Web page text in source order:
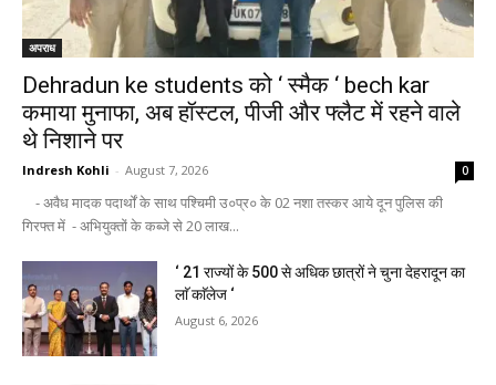
अपराध
Dehradun ke students को ‘ स्मैक ‘ bech kar
कमाया मुनाफा, अब हॉस्टल, पीजी और फ्लैट में रहने वाले
थे निशाने पर
Indresh Kohli - August 7, 2026 0
- अवैध मादक पदार्थों के साथ पश्चिमी उ०प्र० के 02 नशा तस्कर आये दून पुलिस की
गिरफ्त में - अभियुक्तों के कब्जे से 20 लाख...
‘ 21 राज्यों के 500 से अधिक छात्रों ने चुना देहरादून का
लाॅ काॅलेज ‘
August 6, 2026